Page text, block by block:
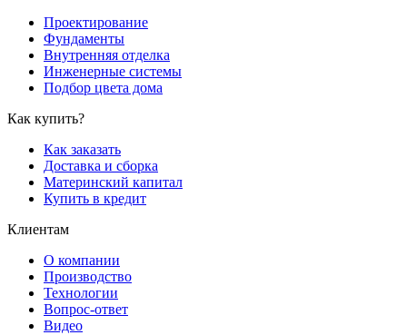
Проектирование
Фундаменты
Внутренняя отделка
Инженерные системы
Подбор цвета дома
Как купить?
Как заказать
Доставка и сборка
Материнский капитал
Купить в кредит
Клиентам
О компании
Производство
Технологии
Вопрос-ответ
Видео